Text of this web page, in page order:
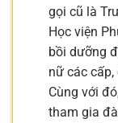
gọi cũ là
Học viện
bồi dưỡng
nữ các
Cùng với
tham gia